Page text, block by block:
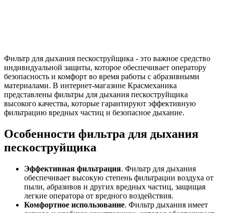
Фильтр для дыхания пескоструйщика - это важное средство
индивидуальной защиты, которое обеспечивает оператору
безопасность и комфорт во время работы с абразивными
материалами. В интернет-магазине Красмеханика
представлены фильтры для дыхания пескоструйщика
высокого качества, которые гарантируют эффективную
фильтрацию вредных частиц и безопасное дыхание.
Особенности фильтра для дыхания
пескоструйщика
Эффективная фильтрация. Фильтр для дыхания
обеспечивает высокую степень фильтрации воздуха от
пыли, абразивов и других вредных частиц, защищая
легкие оператора от вредного воздействия.
Комфортное использование. Фильтр дыхания имеет